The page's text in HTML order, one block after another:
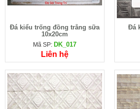
Đá kiểu trống đồng trắng sữa
10x20cm
Mã SP: DK_017
Liên hệ
Đá